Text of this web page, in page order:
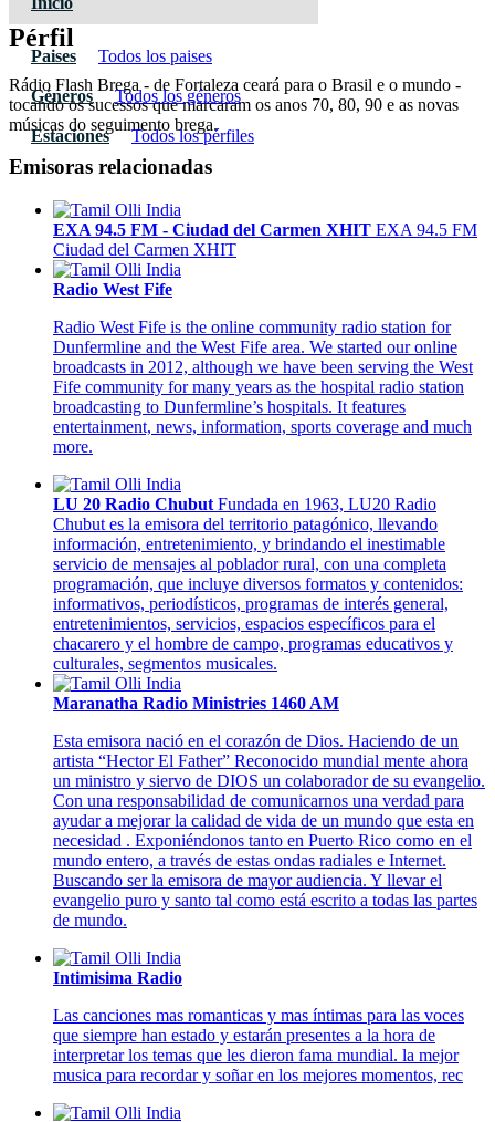
Paises Todos los paises
Géneros Todos los géneros
Estaciones Todos los pérfiles
Pérfil
Rádio Flash Brega - de Fortaleza ceará para o Brasil e o mundo -
tocando os sucessos que marcaram os anos 70, 80, 90 e as novas
músicas do seguimento brega.
Emisoras relacionadas
EXA 94.5 FM - Ciudad del Carmen XHIT EXA 94.5 FM
Ciudad del Carmen XHIT
Radio West Fife
Radio West Fife is the online community radio station for
Dunfermline and the West Fife area. We started our online
broadcasts in 2012, although we have been serving the West
Fife community for many years as the hospital radio station
broadcasting to Dunfermline’s hospitals. It features
entertainment, news, information, sports coverage and much
more.
LU 20 Radio Chubut Fundada en 1963, LU20 Radio
Chubut es la emisora del territorio patagónico, llevando
información, entretenimiento, y brindando el inestimable
servicio de mensajes al poblador rural, con una completa
programación, que incluye diversos formatos y contenidos:
informativos, periodísticos, programas de interés general,
entretenimientos, servicios, espacios específicos para el
chacarero y el hombre de campo, programas educativos y
culturales, segmentos musicales.
Maranatha Radio Ministries 1460 AM
Esta emisora nació en el corazón de Dios. Haciendo de un
artista “Hector El Father” Reconocido mundial mente ahora
un ministro y siervo de DIOS un colaborador de su evangelio.
Con una responsabilidad de comunicarnos una verdad para
ayudar a mejorar la calidad de vida de un mundo que esta en
necesidad . Exponiéndonos tanto en Puerto Rico como en el
mundo entero, a través de estas ondas radiales e Internet.
Buscando ser la emisora de mayor audiencia. Y llevar el
evangelio puro y santo tal como está escrito a todas las partes
de mundo.
Intimisima Radio
Las canciones mas romanticas y mas íntimas para las voces
que siempre han estado y estarán presentes a la hora de
interpretar los temas que les dieron fama mundial. la mejor
musica para recordar y soñar en los mejores momentos, rec